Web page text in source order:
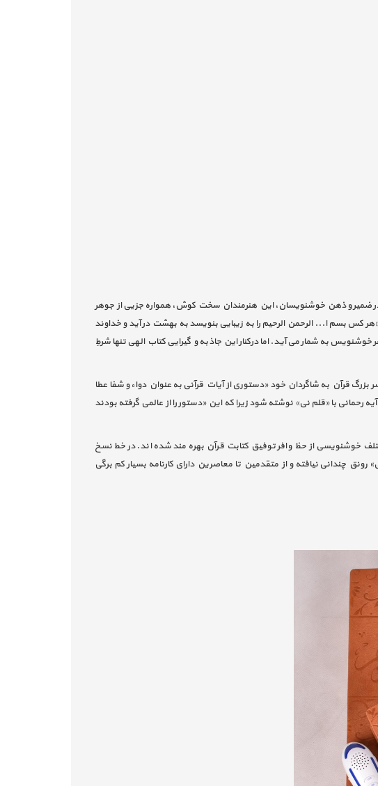
در ضمیر و ذهن خوشنویسان، این هنرمندان سخت کوش، همواره جزیی از جوهر
کس بسم ا... الرحمن الرحیم را به زیبایی بنویسد به بهشت در آید و خداوند
به شمار می آید. اما درکنار این جاذبه و گیرایی کتاب الهی تنها شرطِ
قرآن به شاگردان خود «دستوری از آیات قرآنی به عنوان دواء و شفا عطا
رحمانی با «قلم نی» نوشته شود زیرا که این «دستور را از عالمی گرفته بودند
خوشنویسی از حظ وافر توفیق کتابت قرآن بهره مند شده اند. در خط نسخ
چندانی نیافته و از متقدمین تا معاصرین دارای کارنامه بسیار کم برگی